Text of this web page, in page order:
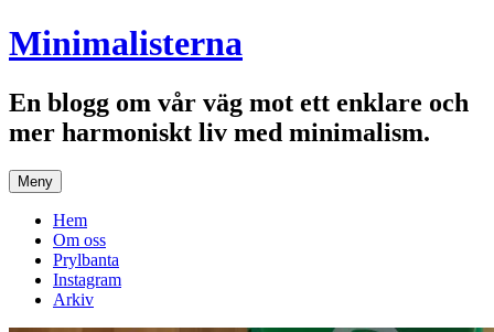
Hoppa
till
Minimalisterna
En blogg om vår väg mot ett enklare och
mer harmoniskt liv med minimalism.
Meny
Hem
Om oss
Prylbanta
Instagram
Arkiv